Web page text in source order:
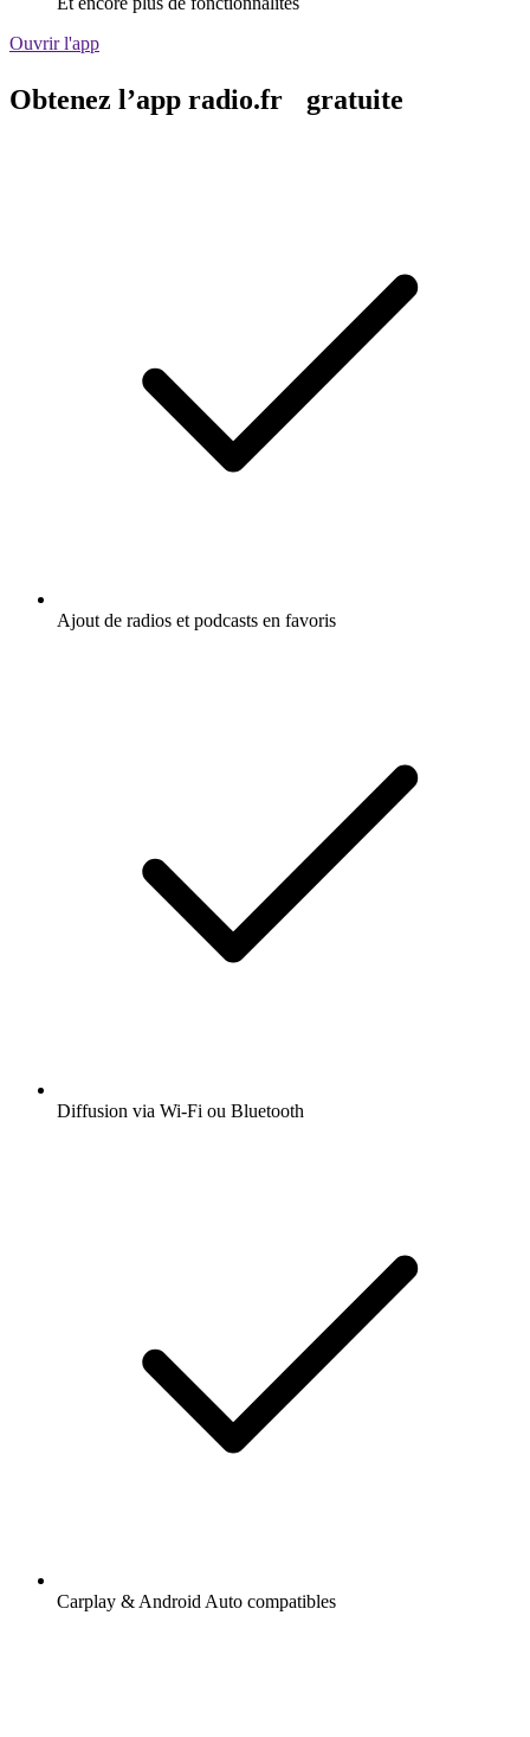
Ouvrir l'app
Obtenez l’app radio.fr gratuite
Ajout de radios et podcasts en favoris
Diffusion via Wi-Fi ou Bluetooth
Carplay & Android Auto compatibles